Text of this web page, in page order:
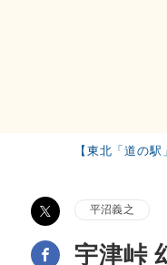
【東北「道の
平沼義之
宇津峠